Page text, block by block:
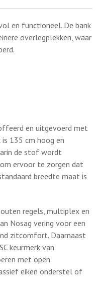
en uitgevoerd met
de stof wordt
ervoor te zorgen dat
breedte maat is
regels, multiplex en
Nosag vering voor een
zitcomfort. Daarnaast
met open
eiken onderstel of